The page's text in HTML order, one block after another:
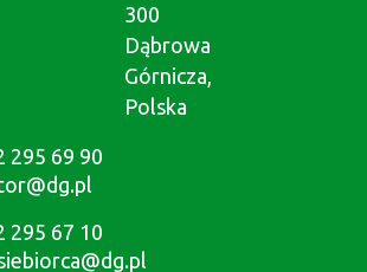
300
Dąbrowa
Górnicza,
Polska
295 69 90
295 67 10